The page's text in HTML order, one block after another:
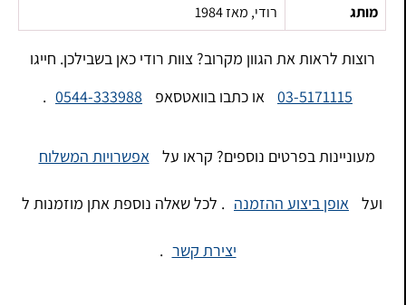
מותג
רודי, מאז 1984
רוצות לראות את הגוון מקרוב? צוות רודי כאן בשבילכן. חייגו
03-5171115
או כתבו בוואטסאפ 0544-333988
מעוניינות בפרטים נוספים? קראו על אפשרויות המשלוח
ועל אופן ביצוע ההזמנה . לכל שאלה נוספת אתן מוזמנות ל
יצירת קשר